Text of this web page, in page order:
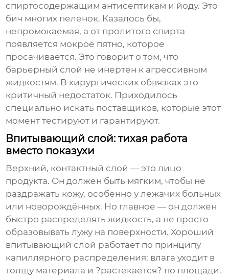
спиртосодержащим антисептикам и йоду. Это
бич многих пеленок. Казалось бы,
непромокаемая, а от пролитого спирта
появляется мокрое пятно, которое
просачивается. Это говорит о том, что
барьерный слой не инертен к агрессивным
жидкостям. В хирургических обвязках это
критичный недостаток. Приходилось
специально искать поставщиков, которые этот
момент тестируют и гарантируют.
Впитывающий слой: тихая работа
вместо показухи
Верхний, контактный слой — это лицо
продукта. Он должен быть мягким, чтобы не
раздражать кожу, особенно у лежачих больных
или новорождённых. Но главное — он должен
быстро распределять жидкость, а не просто
образовывать лужу на поверхности. Хороший
впитывающий слой работает по принципу
капиллярного распределения: влага уходит в
толщу материала и ?растекается? по площади.